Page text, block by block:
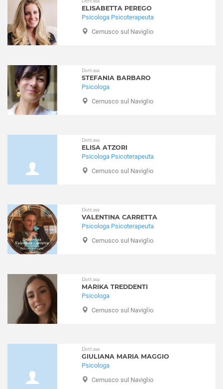
Cambiago
Canegrate
Carpiano
Carugate
Casorezzo
Cassano d'Adda
Cassina de' Pecchi
Cassinetta di Lugagnano
Cernusco sul Naviglio
Cesano Boscone
Cesate
Cisliano
Cologno Monzese
Colturano
Corbetta
Corsico
Cuggiono
Cusago
Cusano Milanino
Dresano
Garbagnate Milanese
Gessate
Disturbi della personalità
Disturbi somatoformi
Disturbo borderline di personalità
Expat - italiani all’estero
Fobia sociale
Fobie
Gelosia
Infanzia e adolescenza
Insonnia
Integrazione stranieri
Obesità
Perizie psicologiche
Problemi famigliari
Problemi relazionali
Psiconcologia
Schizofrenia e psicosi
Separazione e divorzio
Sessuologia e disturbi sessuali
Stress
Tossicodipendenza
ELISABETTA PEREGO
Psicologa Psicoterapeuta
Cernusco sul Naviglio
Dott.ssa
STEFANIA BARBARO
Psicologa
Cernusco sul Naviglio
Dott.ssa
ELISA ATZORI
Psicologa Psicoterapeuta
Cernusco sul Naviglio
Dott.ssa
VALENTINA CARRETTA
Psicologa Psicoterapeuta
Cernusco sul Naviglio
Dott.ssa
MARIKA TREDDENTI
Psicologa
Cernusco sul Naviglio
Dott.ssa
GIULIANA MARIA MAGGIO
Psicologa
Cernusco sul Naviglio